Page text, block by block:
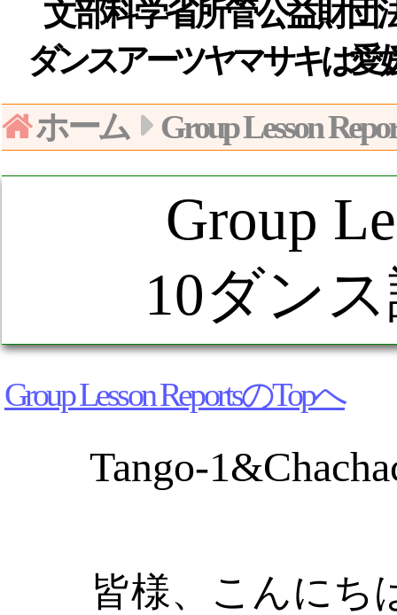
文部科学省所管公益財団
ダンスアーツヤマサキは愛
ホーム
Group Lesson
Group
10ダン
Group Lesson ReportsのTopへ
Tango-
皆様、こんにち